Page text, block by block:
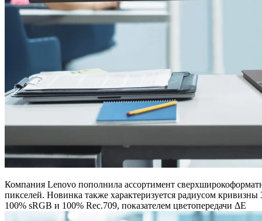
Компания Lenovo пополнила ассортимент
пикселей. Новинка также характеризуется радиусом
100% sRGB и 100% Rec.709, показателем цветопередачи ΔE